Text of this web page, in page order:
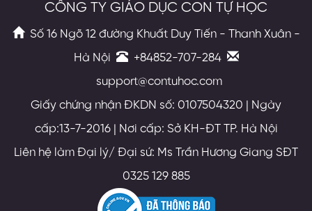
CÔNG TY GIÁO DỤC CON TỰ HỌC
Số 16 Ngõ 12 đường Khuất Duy Tiến - Thanh Xuân -
Hà Nội
+84852-707-284
support@contuhoc.com
Giấy chứng nhận ĐKDN số: 0107504320 | Ngày
cấp:13-7-2016 | Nơi cấp: Sở KH-ĐT TP. Hà Nội
Liên hệ làm Đại lý/ Đại sứ: Ms Trần Hương Giang SĐT
0325 129 885